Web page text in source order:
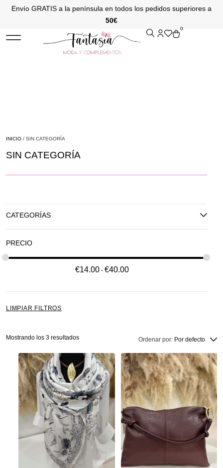
Envío GRATIS a la península en todos los pedidos superiores a
50€
0
INICIO / SIN CATEGORÍA
SIN CATEGORÍA
CATEGORÍAS
PRECIO
€14.00 €40.00
LIMPIAR FILTROS
Ordenar por: Por defecto
Mostrando los 3 resultados